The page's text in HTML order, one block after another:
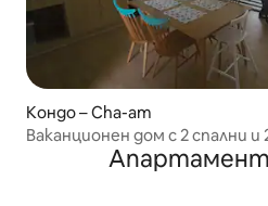
Кондо – Cha-am
Ваканционен дом с 2 спални и
басейна в Ча-Ам/Хуа Хин
Апартамент